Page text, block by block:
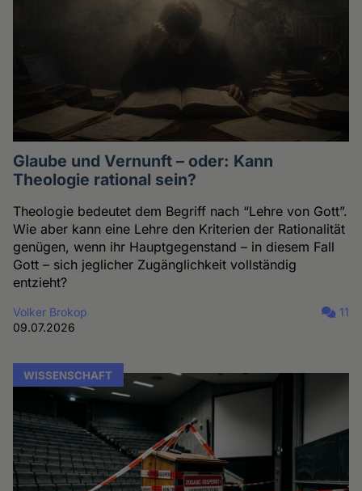
Glaube und Vernunft – oder: Kann
Theologie rational sein?
Theologie bedeutet dem Begriff nach “Lehre von Gott”.
Wie aber kann eine Lehre den Kriterien der Rationalität
genügen, wenn ihr Hauptgegenstand – in diesem Fall
Gott – sich jeglicher Zugänglichkeit vollständig
entzieht?
Volker Brokop
09.07.2026
11
WISSENSCHAFT